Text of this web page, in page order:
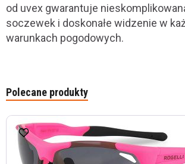
od uvex gwarantuje
soczewek i doskonałe widzenie w
warunkach pogodowych.
Polecane produkty